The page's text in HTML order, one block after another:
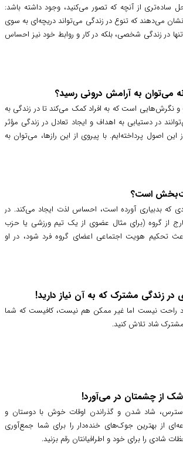
ساده‌تری از آنچه که تصور می‌کنید، وجود داشته باشد:
می‌دهند که تنوع در زندگی می‌تواند دریچه‌ای به سوی
در زندگی شخصی، بلکه در کار و روابط خود نیز احساس
می‌توان به آرامش درونی رسید؟
و نگرش‌هایی است که به افراد کمک می‌کند تا در زندگی به
در دستیابی به اهداف و ایجاد تعادل در زندگی مؤثر
اصول پرداخته‌ایم. با پیروی از این رازها، می‌توان به
است؟
که بدبیاری آورده است، احساس لذت ایجاد می‌کند. در
از گروه (برای مثال عضوی از یک تیم ورزشی یا حزب
تحکیم هویت اجتماعی اعضای گروه فرد شود، در او
زندگی مشترک که به آن نیاز دارید!
راحت نیست اما غیر ممکن هم نیست، کافیست که شما
شاد تلاش کنید.
از چشمتان در می‌آورد!
شاد شدن و گذراندن اوقات خوش با دوستان و
از بهترین جوک‌های خنده‌دار را برای شما جمع‌آوری
شادی را برای خود و اطرافیانتان رقم بزنید.